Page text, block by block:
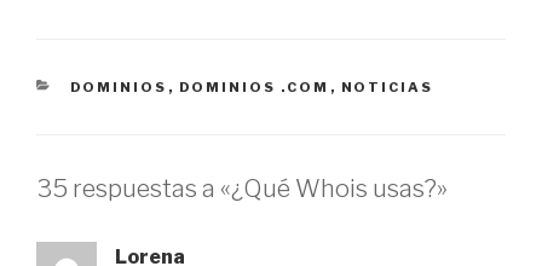
CATEGORÍAS
DOMINIOS , DOMINIOS .COM , NOTICIAS
35 respuestas a «¿Qué Whois usas?»
Lorena